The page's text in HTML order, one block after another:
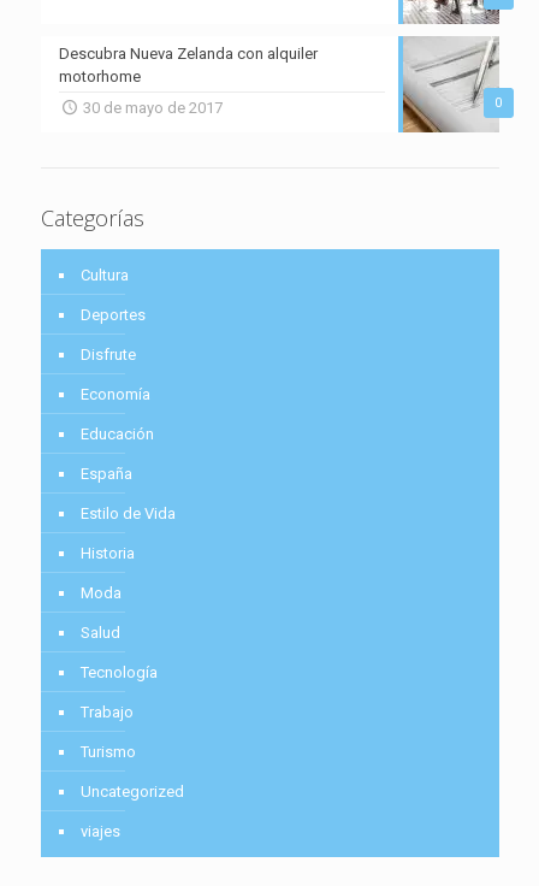
0
Descubra Nueva Zelanda con alquiler
motorhome
30 de mayo de 2017
Categorías
Cultura
Deportes
Disfrute
Economía
Educación
España
Estilo de Vida
Historia
Moda
Salud
Tecnología
Trabajo
Turismo
Uncategorized
viajes